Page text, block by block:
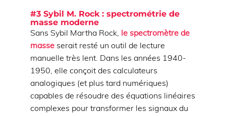
#3 Sybil M. Rock : spectrométrie de
masse moderne
Sans Sybil Martha Rock, le spectromètre de
masseserait resté un outil de lecture
manuelle très lent. Dans les années 1940-
1950, elle conçoit des calculateurs
analogiques (et plus tard numériques)
capables de résoudre des équations linéaires
complexes pour transformer les signaux du